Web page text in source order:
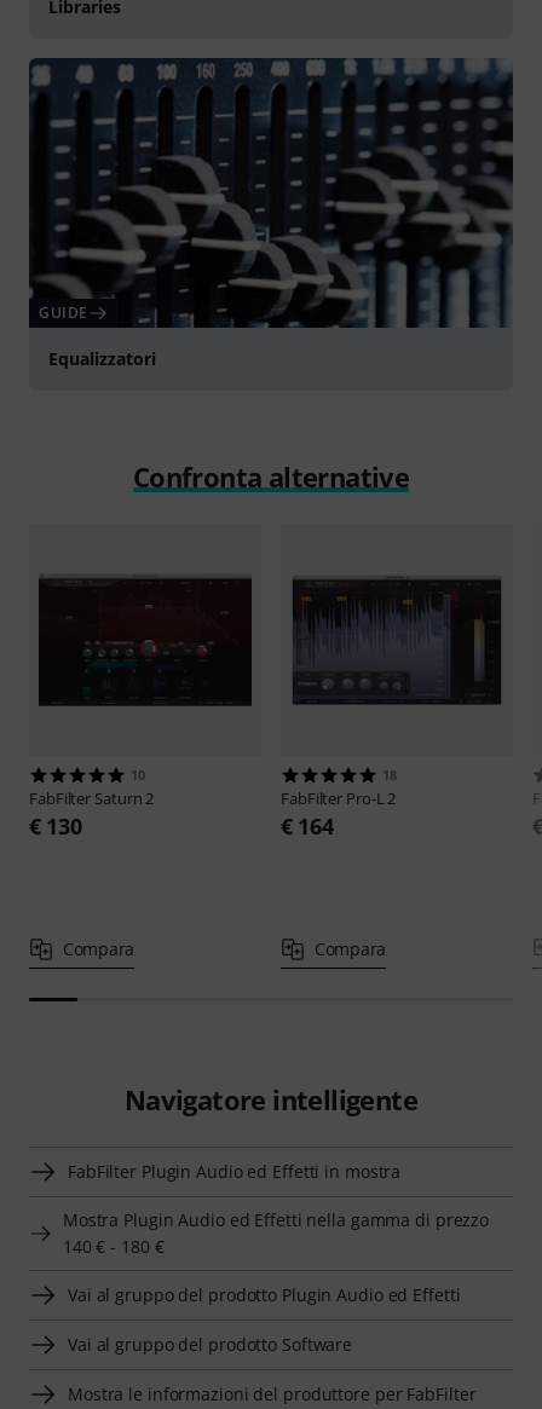
Libraries
GUIDE
Equalizzatori
Confronta alternative
10
FabFilter Saturn 2
€ 130
Compara
18
FabFilter Pro-L 2
€ 164
Compara
Navigatore intelligente
FabFilter Plugin Audio ed Effetti in mostra
Mostra Plugin Audio ed Effetti nella gamma di prezzo
140 € - 180 €
Vai al gruppo del prodotto Plugin Audio ed Effetti
Vai al gruppo del prodotto Software
Mostra le informazioni del produttore per FabFilter